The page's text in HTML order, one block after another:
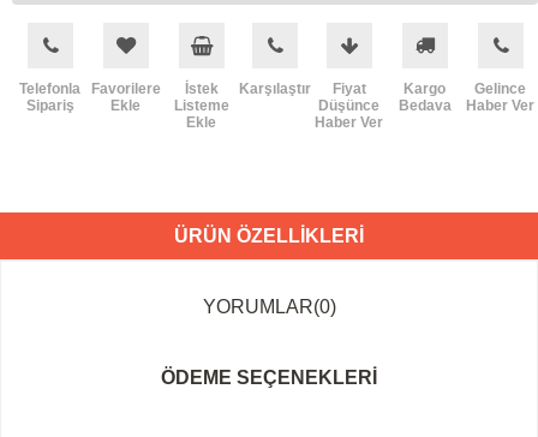
Telefonla
Sipariş
Favorilere
Ekle
İstek
Listeme
Ekle
Karşılaştır
Fiyat
Düşünce
Haber Ver
Kargo
Bedava
Gelince
Haber Ver
ÜRÜN ÖZELLIKLERI
YORUMLAR(0)
ÖDEME SEÇENEKLERI